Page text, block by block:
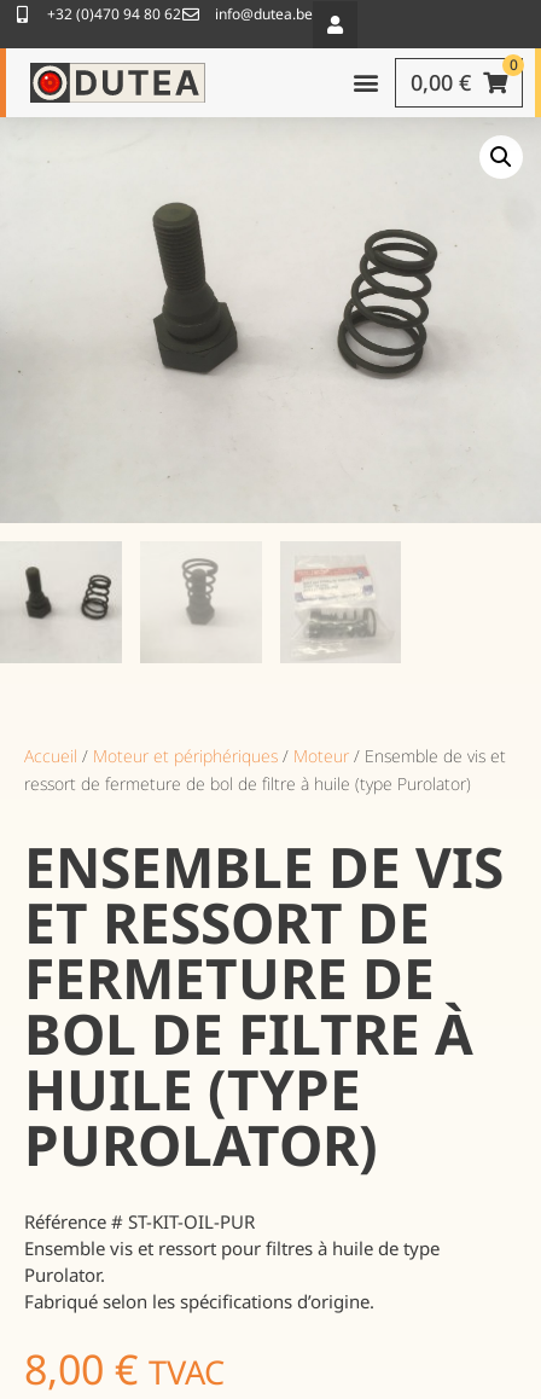
+32 (0)470 94 80 62 info@dutea.be
0
0,00 €
Accueil / Moteur et périphériques / Moteur / Ensemble de vis et
ressort de fermeture de bol de filtre à huile (type Purolator)
ENSEMBLE DE VIS
ET RESSORT DE
FERMETURE DE
BOL DE FILTRE À
HUILE (TYPE
PUROLATOR)
Référence # ST-KIT-OIL-PUR
Ensemble vis et ressort pour filtres à huile de type
Purolator.
Fabriqué selon les spécifications d’origine.
8,00 € TVAC